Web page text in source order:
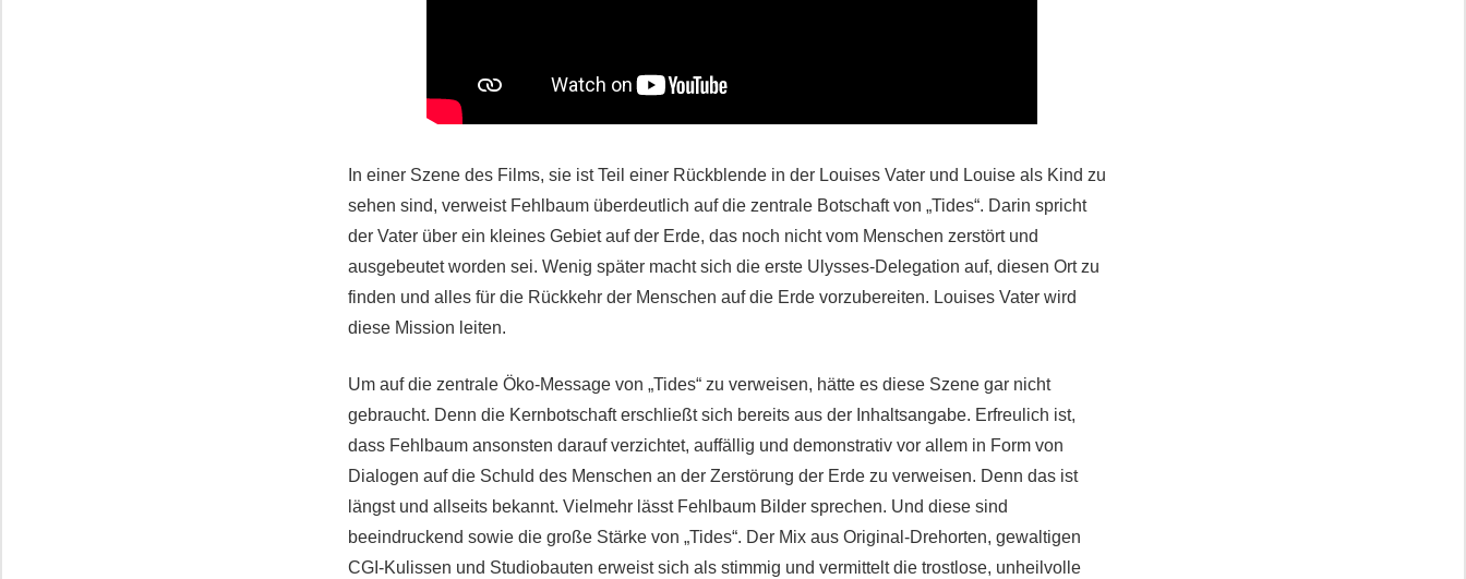
In einer Szene des Films, sie ist Teil einer Rückblende in der Louises Vater und Louise als Kind zu
sehen sind, verweist Fehlbaum überdeutlich auf die zentrale Botschaft von „Tides“. Darin spricht
der Vater über ein kleines Gebiet auf der Erde, das noch nicht vom Menschen zerstört und
ausgebeutet worden sei. Wenig später macht sich die erste Ulysses-Delegation auf, diesen Ort zu
finden und alles für die Rückkehr der Menschen auf die Erde vorzubereiten. Louises Vater wird
diese Mission leiten.
Um auf die zentrale Öko-Message von „Tides“ zu verweisen, hätte es diese Szene gar nicht
gebraucht. Denn die Kernbotschaft erschließt sich bereits aus der Inhaltsangabe. Erfreulich ist,
dass Fehlbaum ansonsten darauf verzichtet, auffällig und demonstrativ vor allem in Form von
Dialogen auf die Schuld des Menschen an der Zerstörung der Erde zu verweisen. Denn das ist
längst und allseits bekannt. Vielmehr lässt Fehlbaum Bilder sprechen. Und diese sind
beeindruckend sowie die große Stärke von „Tides“. Der Mix aus Original-Drehorten, gewaltigen
CGI-Kulissen und Studiobauten erweist sich als stimmig und vermittelt die trostlose, unheilvolle